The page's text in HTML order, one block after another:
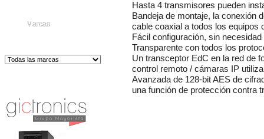
Marcas
Hasta 4 transmisores pueden
Bandeja de montaje, la conexión
cable coaxial a todos los equipos
Fácil configuración, sin necesidad
Transparente con todos los
Un transceptor EdC en la red de
control remoto / cámaras IP
Avanzada de 128-bit AES de
una función de protección contra